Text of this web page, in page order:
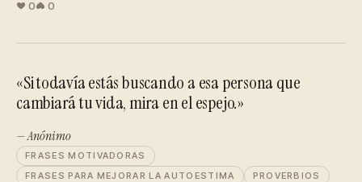
0 0
«Si todavía estás buscando a esa persona que
cambiará tu vida, mira en el espejo.»
— Anónimo
FRASES MOTIVADORAS
FRASES PARA MEJORAR LA AUTOESTIMA
PROVERBIOS